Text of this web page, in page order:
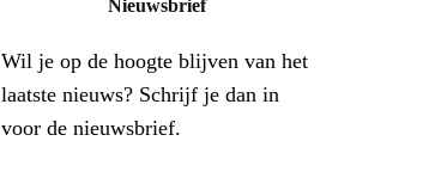
Nieuwsbrief
Wil je op de hoogte blijven van het
laatste nieuws? Schrijf je dan in
voor de nieuwsbrief.